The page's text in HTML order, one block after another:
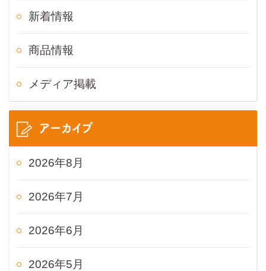
新着情報
商品情報
メディア掲載
アーカイブ
2026年8月
2026年7月
2026年6月
2026年5月